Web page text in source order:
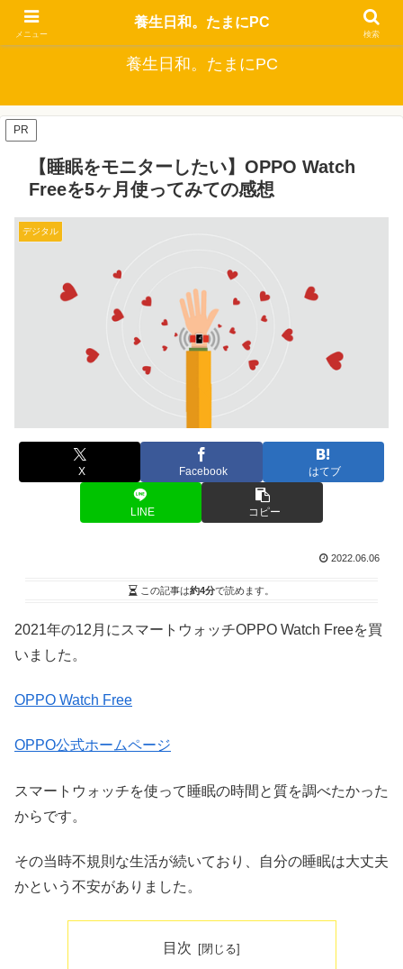
自分でできるなるべくお金をかけない健康生活
養生日和。たまにPC
PR
【睡眠をモニターしたい】OPPO Watch
Freeを5ヶ月使ってみての感想
デジタル
X Facebook はてブ
LINE コピー
2022.06.06
この記事は約4分で読めます。
2021年の12月にスマートウォッチOPPO Watch Freeを買
いました。
OPPO Watch Free
OPPO公式ホームページ
スマートウォッチを使って睡眠の時間と質を調べたかった
からです。
その当時不規則な生活が続いており、自分の睡眠は大丈夫
かという不安がありました。
目次
メニュー
養生日和。たまにPC
検索